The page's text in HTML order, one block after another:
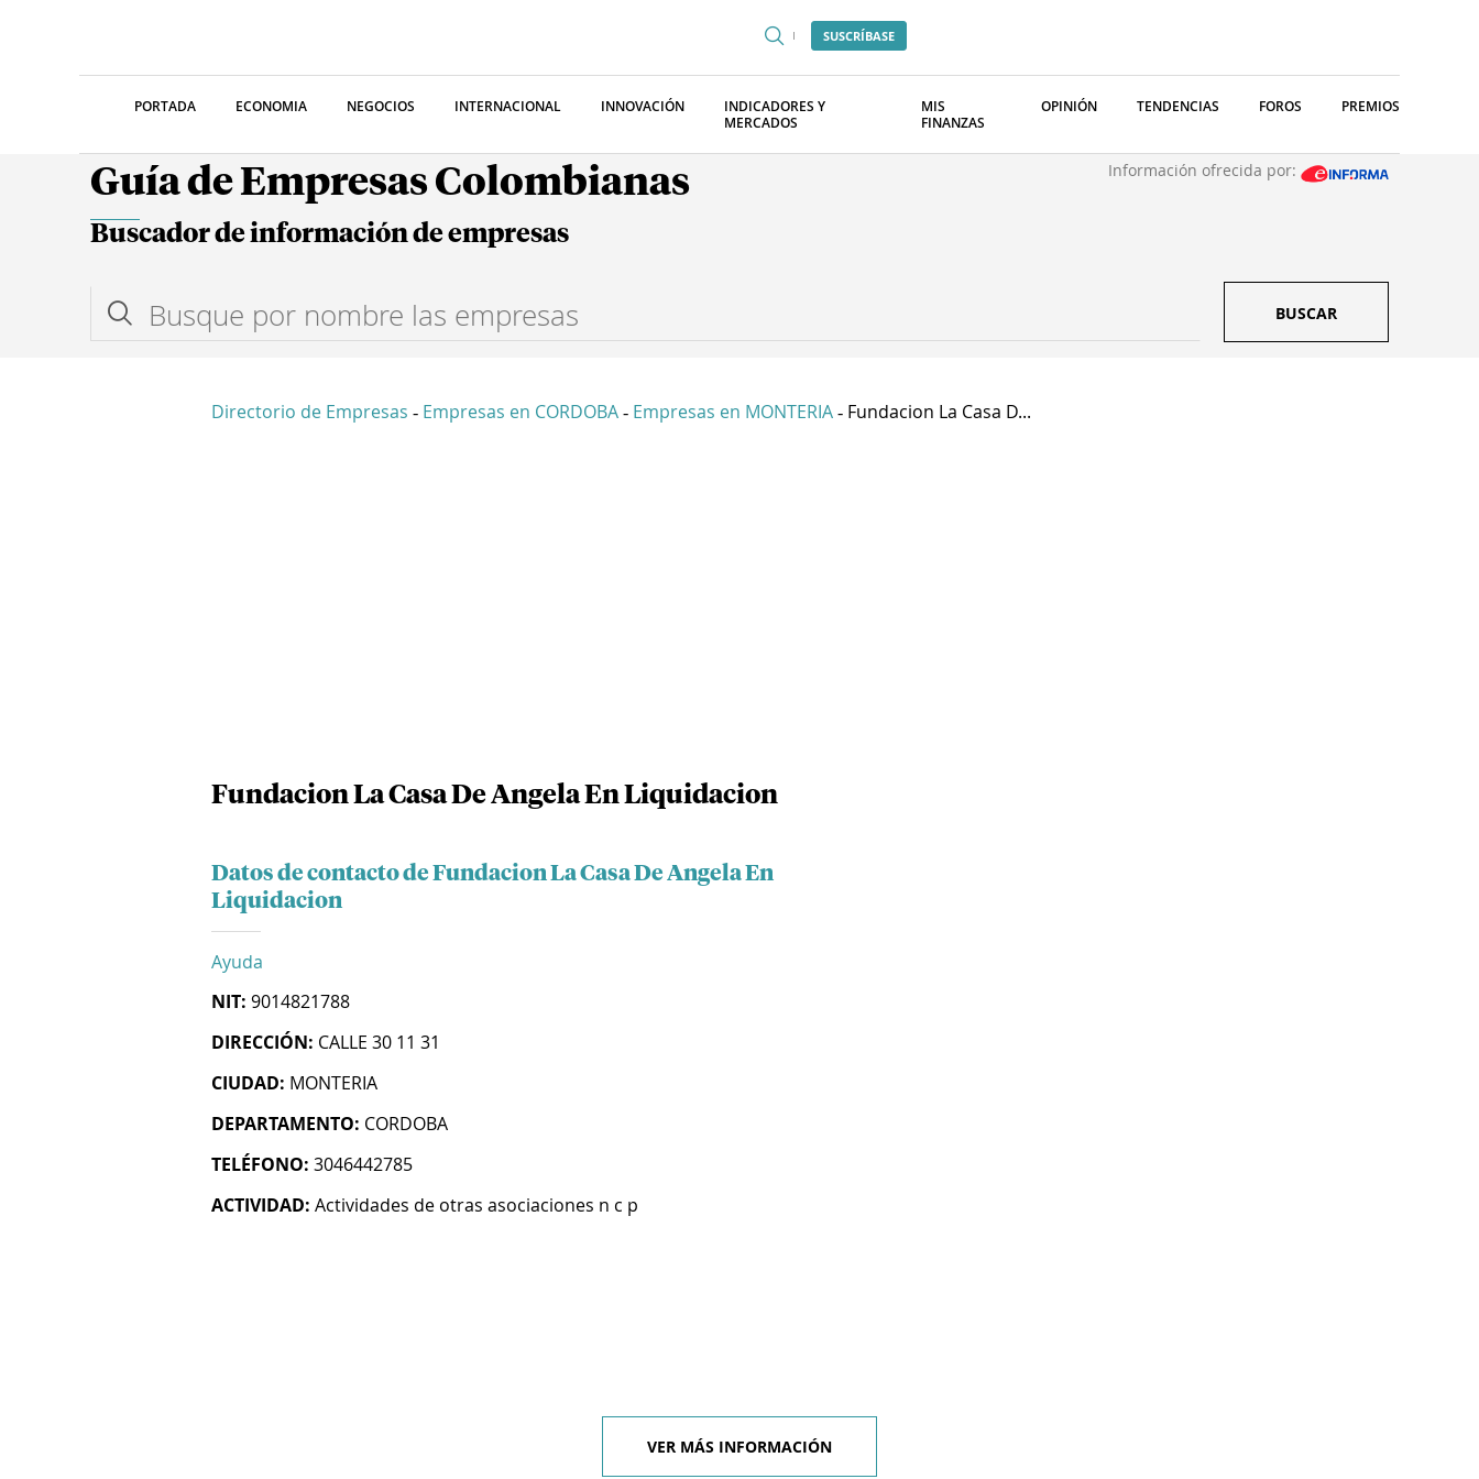
SUSCRÍBASE
PORTADA ECONOMIA NEGOCIOS INTERNACIONAL INNOVACIÓN
INDICADORES Y
MERCADOS
MIS
FINANZAS
OPINIÓN TENDENCIAS FOROS PREMIOS
Guía de Empresas Colombianas Información ofrecida por:
Buscador de información de empresas
BUSCAR
Directorio de Empresas - Empresas en CORDOBA - Empresas en MONTERIA - Fundacion La Casa D...
Fundacion La Casa De Angela En Liquidacion
Datos de contacto de Fundacion La Casa De Angela En
Liquidacion
Ayuda
NIT: 9014821788
DIRECCIÓN: CALLE 30 11 31
CIUDAD: MONTERIA
DEPARTAMENTO: CORDOBA
TELÉFONO: 3046442785
ACTIVIDAD: Actividades de otras asociaciones n c p
VER MÁS INFORMACIÓN